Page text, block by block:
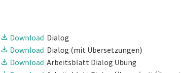
Download Dialog
Download Dialog (mit Übersetzungen)
Download Arbeitsblatt Dialog Übung